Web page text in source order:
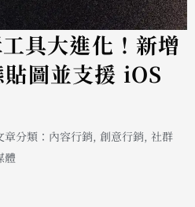
具大進化！新增
圖並支援 iOS
章分類： 內容行銷,創意行銷,社群
體